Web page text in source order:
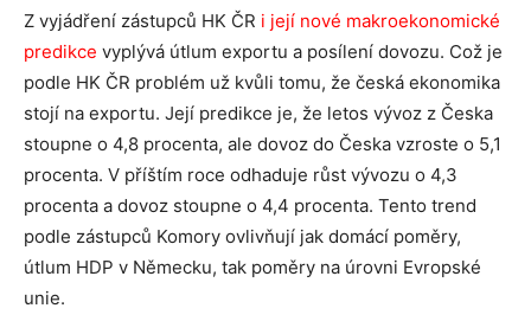
Z vyjádření zástupců HK ČR i její nové makroekonomické
predikce vyplývá útlum exportu a posílení dovozu. Což je
podle HK ČR problém už kvůli tomu, že česká ekonomika
stojí na exportu. Její predikce je, že letos vývoz z Česka
stoupne o 4,8 procenta, ale dovoz do Česka vzroste o 5,1
procenta. V příštím roce odhaduje růst vývozu o 4,3
procenta a dovoz stoupne o 4,4 procenta. Tento trend
podle zástupců Komory ovlivňují jak domácí poměry,
útlum HDP v Německu, tak poměry na úrovni Evropské
unie.